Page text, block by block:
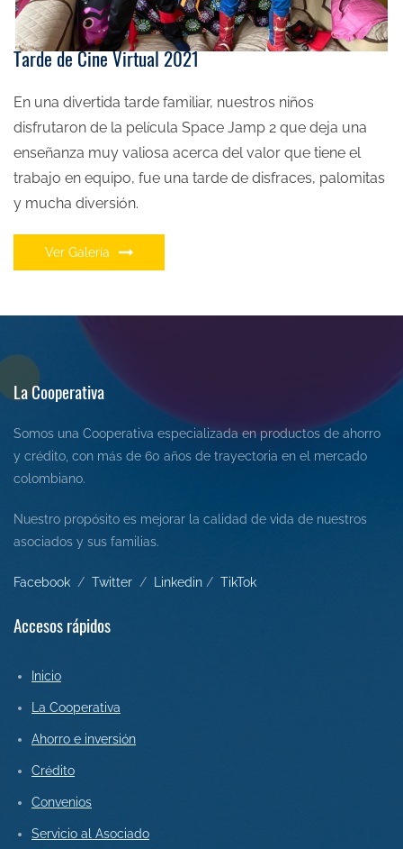
Tarde de Cine Virtual 2021
En una divertida tarde familiar, nuestros niños
disfrutaron de la película Space Jamp 2 que deja una
enseñanza muy valiosa acerca del valor que tiene el
trabajo en equipo, fue una tarde de disfraces, palomitas
y mucha diversión.
Ver Galería
La Cooperativa
Somos una Cooperativa especializada en productos de ahorro
y crédito, con más de 60 años de trayectoria en el mercado
colombiano.
Nuestro propósito es mejorar la calidad de vida de nuestros
asociados y sus familias.
Facebook / Twitter / inkedin / TikTok
Accesos rápidos
Inicio
La Cooperativa
Ahorro e inversión
Crédito
Convenios
Servicio al Asociado